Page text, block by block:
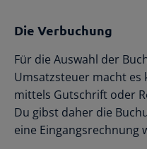
Die Verbuchung
Für die Auswahl der
Umsatzsteuer macht es
mittels Gutschrift oder
Du gibst daher die
eine Eingangsrechnung